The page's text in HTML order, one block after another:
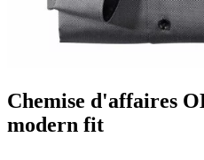
Chemise d'affaires
modern fit